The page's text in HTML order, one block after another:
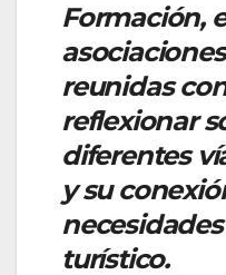
Formación,
reunidas
reflexionar
diferentes
y su
turístico.